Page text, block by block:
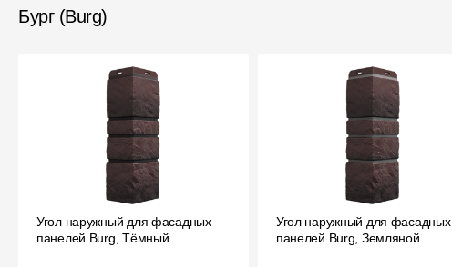
Бург (Burg)
Угол наружный для фасадных
панелей Burg, Тёмный
Угол наружный для фасадных
панелей Burg, Земляной